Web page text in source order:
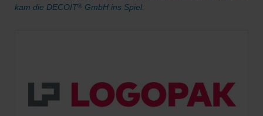
kam die DECOIT®GmbH ins Spiel.